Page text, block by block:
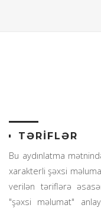
TƏRİFLƏR
Bu aydınlatma
xarakterli şəxsi
verilən təriflərə
"şəxsi məlumat"